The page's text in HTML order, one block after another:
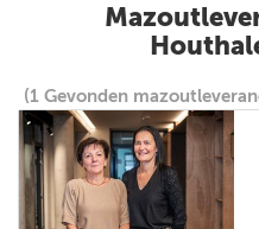
(1 Gevonden